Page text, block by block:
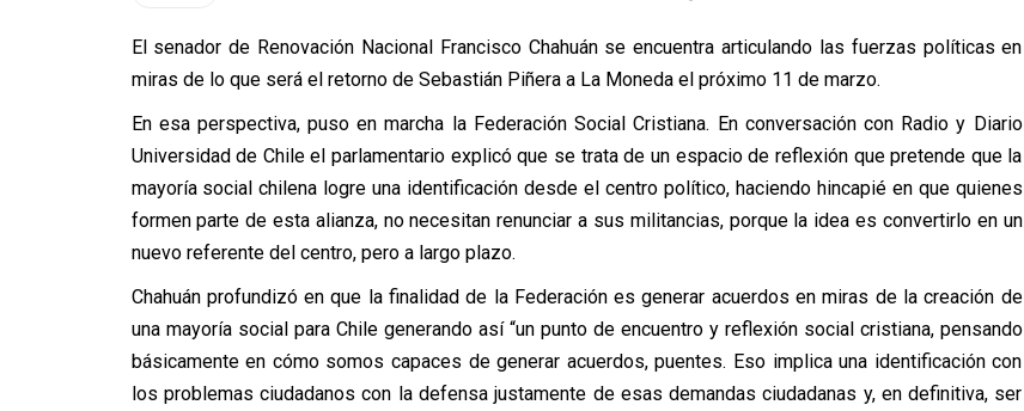
El senador de Renovación Nacional Francisco Chahuán se encuentra articulando las fuerzas políticas en
miras de lo que será el retorno de Sebastián Piñera a La Moneda el próximo 11 de marzo.
En esa perspectiva, puso en marcha la Federación Social Cristiana. En conversación con Radio y Diario
Universidad de Chile el parlamentario explicó que se trata de un espacio de reflexión que pretende que la
mayoría social chilena logre una identificación desde el centro político, haciendo hincapié en que quienes
formen parte de esta alianza, no necesitan renunciar a sus militancias, porque la idea es convertirlo en un
nuevo referente del centro, pero a largo plazo.
Chahuán profundizó en que la finalidad de la Federación es generar acuerdos en miras de la creación de
una mayoría social para Chile generando así “un punto de encuentro y reflexión social cristiana, pensando
básicamente en cómo somos capaces de generar acuerdos, puentes. Eso implica una identificación con
los problemas ciudadanos con la defensa justamente de esas demandas ciudadanas y, en definitiva, ser